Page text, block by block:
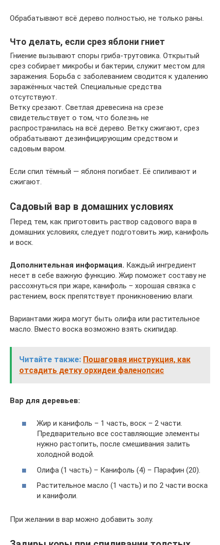
Обрабатывают всё дерево полностью, не только раны.
Что делать, если срез яблони гниет
Гниение вызывают споры гриба-трутовика. Открытый
срез собирает микробы и бактерии, служит местом для
заражения. Борьба с заболеванием сводится к удалению
заражённых частей. Специальные средства
отсутствуют.
Ветку срезают. Светлая древесина на срезе
свидетельствует о том, что болезнь не
распространилась на всё дерево. Ветку сжигают, срез
обрабатывают дезинфицирующим средством и
садовым варом.
Если спил тёмный — яблоня погибает. Её спиливают и
сжигают.
Садовый вар в домашних условиях
Перед тем, как приготовить раствор садового вара в
домашних условиях, следует подготовить жир, канифоль
и воск.
Дополнительная информация. Каждый ингредиент
несет в себе важную функцию. Жир поможет составу не
рассохнуться при жаре, канифоль – хорошая связка с
растением, воск препятствует проникновению влаги.
Вариантами жира могут быть олифа или растительное
масло. Вместо воска возможно взять скипидар.
Читайте также: Пошаговая инструкция, как
отсадить детку орхидеи фаленопсис
Вар для деревьев:
Жир и канифоль – 1 часть, воск – 2 части.
Предварительно все составляющие элементы
нужно растопить, после смешивания залить
холодной водой.
Олифа (1 часть) – Канифоль (4) – Парафин (20).
Растительное масло (1 часть) и по 2 части воска
и канифоли.
При желании в вар можно добавить золу.